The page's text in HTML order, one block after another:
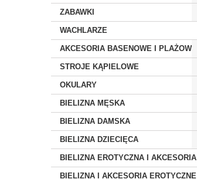
ZABAWKI
WACHLARZE
AKCESORIA BASENOWE I PLAŻOWE
STROJE KĄPIELOWE
OKULARY
BIELIZNA MĘSKA
BIELIZNA DAMSKA
BIELIZNA DZIECIĘCA
BIELIZNA EROTYCZNA I AKCESORIA
BIELIZNA I AKCESORIA EROTYCZNE